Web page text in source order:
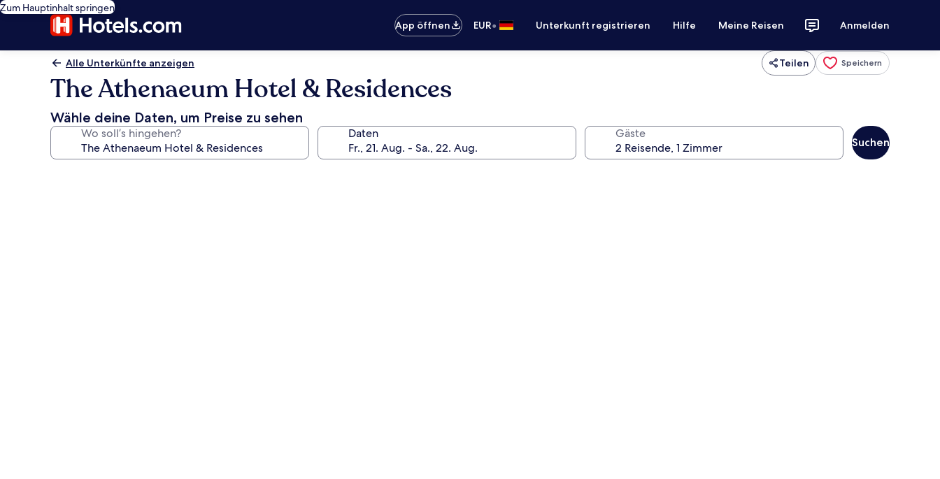
Zum Hauptinhalt springen
App öffnen
EUR• Unterkunft registrieren Hilfe Meine Reisen Anmelden
Alle Unterkünfte anzeigen Teilen Speichern
The Athenaeum Hotel & Residences
Wähle deine Daten, um Preise zu sehen
Wo soll’s hingehen? Daten Gäste
Suchen